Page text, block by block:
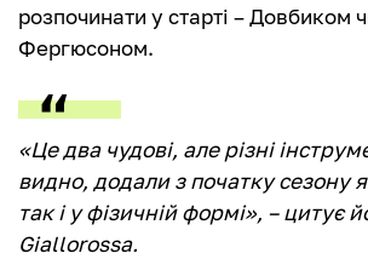
розпочинати у старті – Довбиком
Фергюсоном.
«Це два чудові, але різні
видно, додали з початку сезону
так і у фізичній формі», – цитує
Giallorossa.